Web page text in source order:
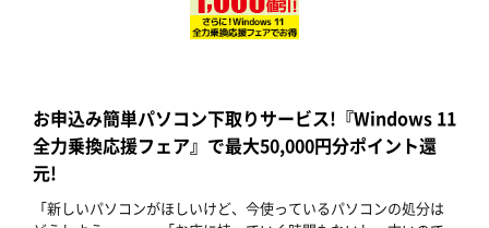
お申込み簡単パソコン下取りサービス!『Windows 11
全力乗換応援フェア』で最大50,000円分ポイント還
元!
「新しいパソコンがほしいけど、今使っているパソコンの処分は